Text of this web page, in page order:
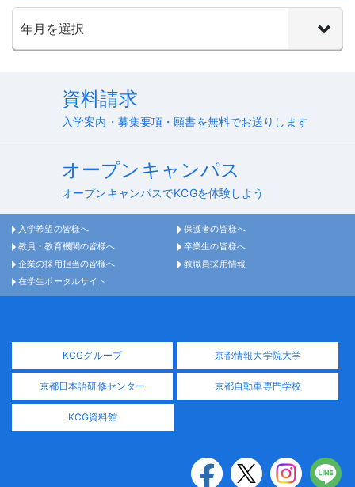
資料請求
入学案内・募集要項・願書を無料でお送りします
オープンキャンパス
オープンキャンパスでKCGを体験しよう
入学希望の皆様へ
保護者の皆様へ
教員・教育機関の皆様へ
卒業生の皆様へ
企業の採用担当の皆様へ
教職員採用情報
在学生ポータルサイト
KCGグループ 京都情報大学院大学
京都日本語研修センター 京都自動車専門学校
KCG資料館